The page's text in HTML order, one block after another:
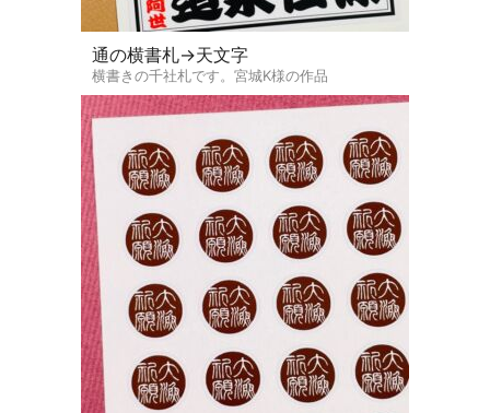
通の横書札→天文字
横書きの千社札です。宮城K様の作品